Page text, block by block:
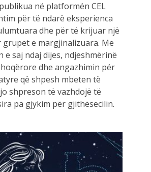
në platformën CEL
për të ndarë eksperienca
dhe për të krijuar një
grupet e margjinalizuara. Me
e saj ndaj dijes, ndjeshmërinë
dhe angazhimin për
që shpesh mbeten të
shpreson të vazhdojë të
pa gjykim për gjithësecilin.